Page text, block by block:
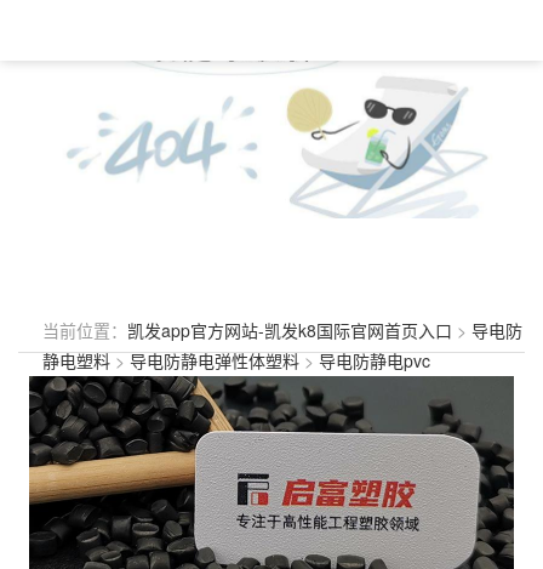
当前位置： 凯发app官方网站-凯发k8国际官网首页入口 > 导电防
静电塑料>导电防静电弹性体塑料>导电防静电pvc